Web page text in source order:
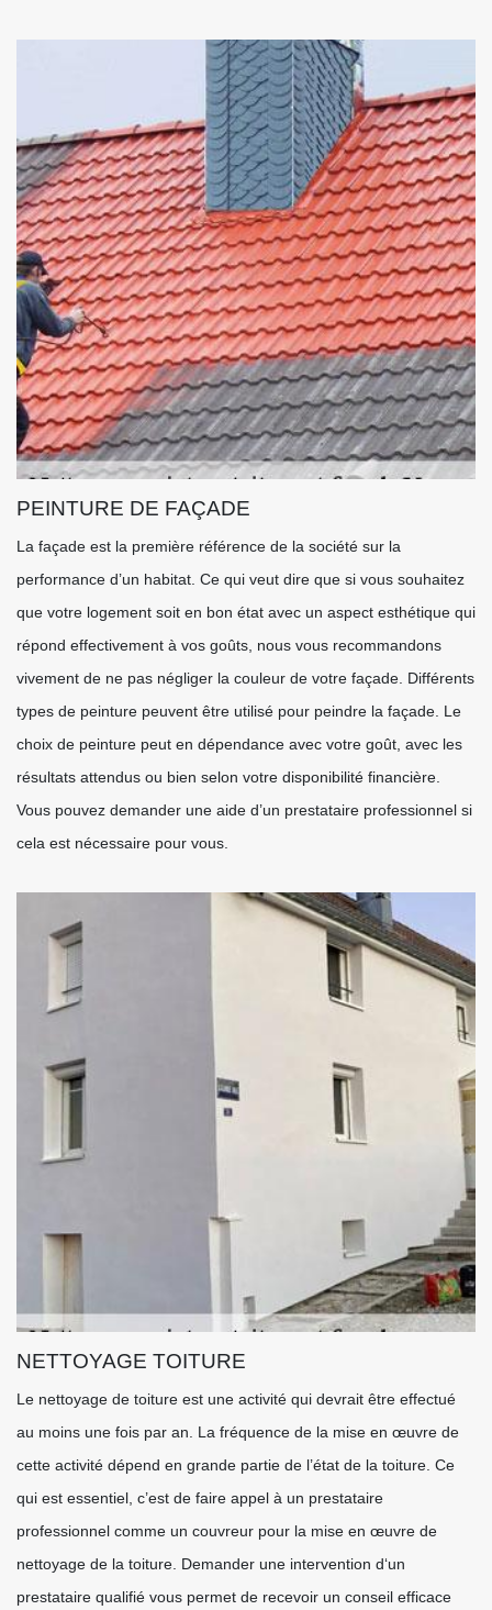
PEINTURE DE FAÇADE
La façade est la première référence de la société sur la
performance d’un habitat. Ce qui veut dire que si vous souhaitez
que votre logement soit en bon état avec un aspect esthétique qui
répond effectivement à vos goûts, nous vous recommandons
vivement de ne pas négliger la couleur de votre façade. Différents
types de peinture peuvent être utilisé pour peindre la façade. Le
choix de peinture peut en dépendance avec votre goût, avec les
résultats attendus ou bien selon votre disponibilité financière.
Vous pouvez demander une aide d’un prestataire professionnel si
cela est nécessaire pour vous.
NETTOYAGE TOITURE
Le nettoyage de toiture est une activité qui devrait être effectué
au moins une fois par an. La fréquence de la mise en œuvre de
cette activité dépend en grande partie de l’état de la toiture. Ce
qui est essentiel, c’est de faire appel à un prestataire
professionnel comme un couvreur pour la mise en œuvre de
nettoyage de la toiture. Demander une intervention d‘un
prestataire qualifié vous permet de recevoir un conseil efficace